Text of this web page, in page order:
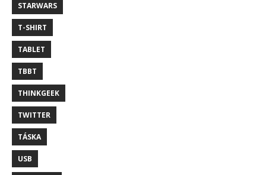
STARWARS
T-SHIRT
TABLET
TBBT
THINKGEEK
TWITTER
TÁSKA
USB